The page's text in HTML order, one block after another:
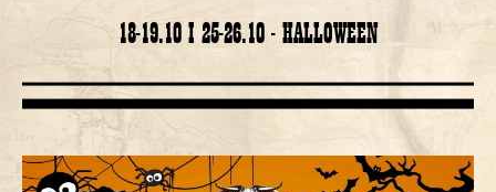
18-19.10 I 25-26.10 - HALLOWEEN